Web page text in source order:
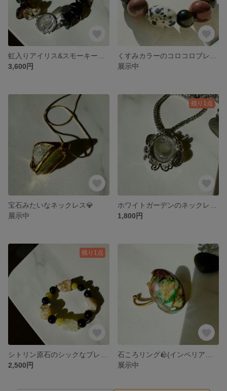
3,600円
展示中
宝石みたいなネックレス💎
展示中
残り1点
1,800円
残り1点
2,500円
展示中